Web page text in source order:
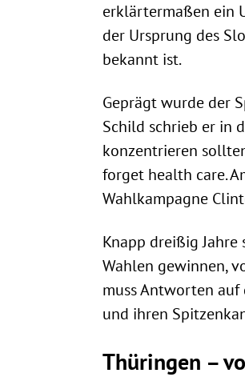
erklärtermaßen ein
der Ursprung des
bekannt ist.
Geprägt wurde der
Schild schrieb er in
konzentrieren
forget health care.
Wahlkampagne
Knapp dreißig
Wahlen gewinnen,
muss Antworten auf
und ihren
Thüringen –